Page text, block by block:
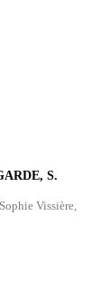
S.
Vissière,